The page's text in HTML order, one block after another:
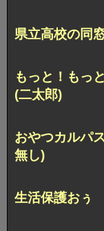
県立高校の同
もっと！もっ
(二太郎)
おやつカルパ
無し)
生活保護おぅ